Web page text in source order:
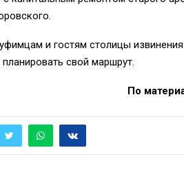
и гостям столицы
свой маршрут.
По